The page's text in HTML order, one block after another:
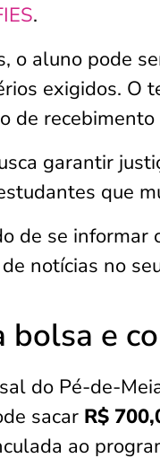
.
o aluno pode
exigidos. O
de recebimento
garantir
que
de se informar
notícias no
bolsa e
do Pé-de-
sacar R$
ao